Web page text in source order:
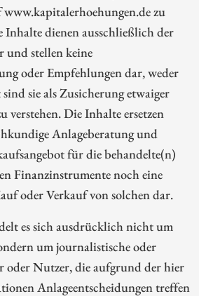
zu
Inhalte dienen ausschließlich der
und stellen keine
oder Empfehlungen dar, weder
sie als Zusicherung etwaiger
verstehen. Die Inhalte ersetzen
Anlageberatung und
für die behandelte(n)
Finanzinstrumente noch eine
oder Verkauf von solchen dar.
es sich ausdrücklich nicht um
um journalistische oder
oder Nutzer, die aufgrund der hier
Anlageentscheidungen treffen